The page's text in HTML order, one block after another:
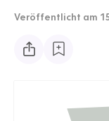
Veröffentlicht am